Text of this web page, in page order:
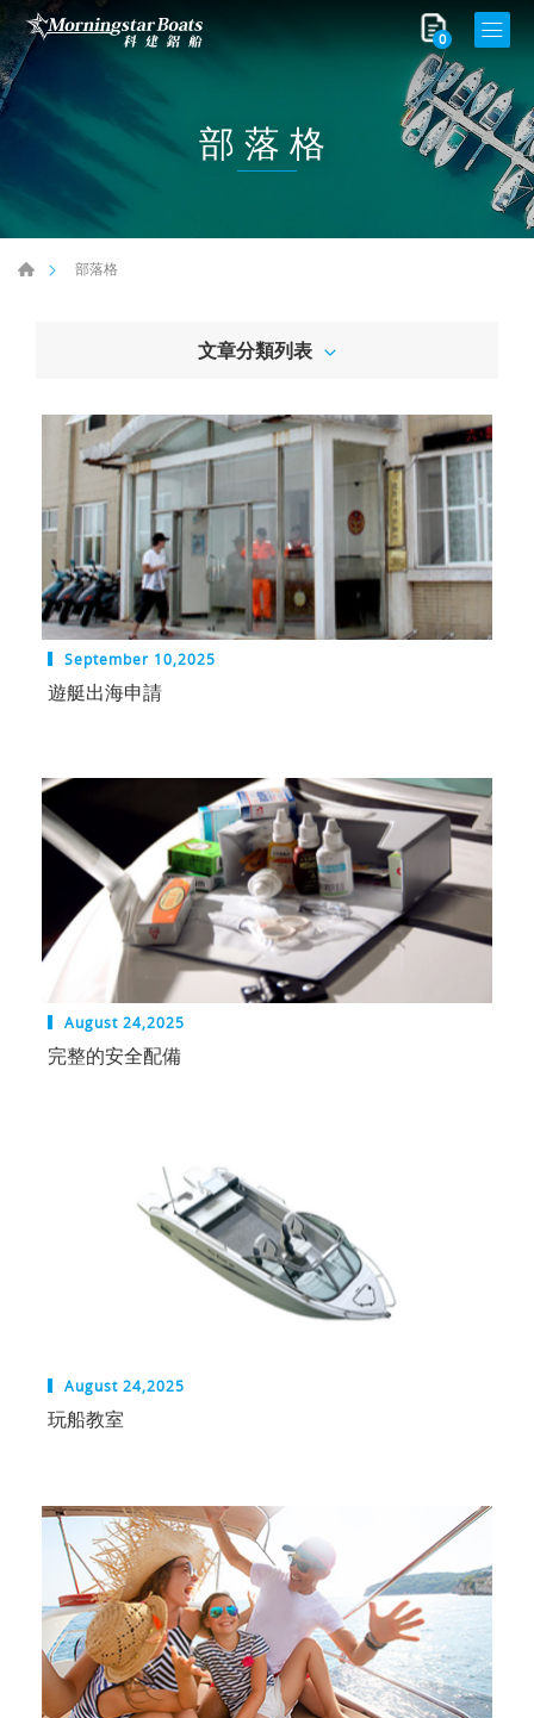
0
部落格
部落格
文章分類列表
September 10,2025
遊艇出海申請
August 24,2025
完整的安全配備
August 24,2025
​玩船教室